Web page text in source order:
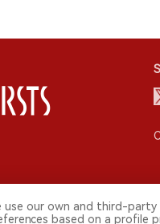
use our own and third-
based on a profile